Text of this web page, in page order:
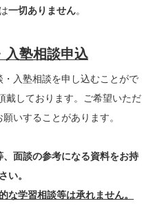
一切ありません。
入塾相談申込
入塾相談を申し込むことがで
戴しております。ご希望いただ
いすることがあります。
面談の参考になる資料をお持
い。
な学習相談等は承れません。